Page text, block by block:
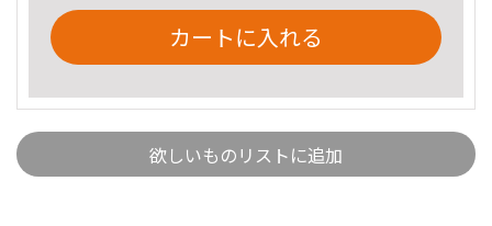
カートに入れる
欲しいものリストに追加